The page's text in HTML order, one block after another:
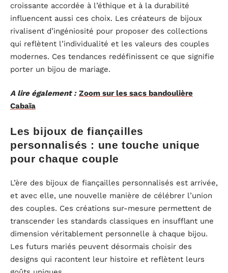
croissante accordée à l’éthique et à la durabilité
influencent aussi ces choix. Les créateurs de bijoux
rivalisent d’ingéniosité pour proposer des collections
qui reflètent l’individualité et les valeurs des couples
modernes. Ces tendances redéfinissent ce que signifie
porter un bijou de mariage.
A lire également : Zoom sur les sacs bandoulière
Cabaïa
Les bijoux de fiançailles
personnalisés : une touche unique
pour chaque couple
L’ère des bijoux de fiançailles personnalisés est arrivée,
et avec elle, une nouvelle manière de célébrer l’union
des couples. Ces créations sur-mesure permettent de
transcender les standards classiques en insufflant une
dimension véritablement personnelle à chaque bijou.
Les futurs mariés peuvent désormais choisir des
designs qui racontent leur histoire et reflètent leurs